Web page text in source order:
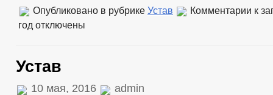
Опубликовано в рубрике Устав Комментарии к
год отключены
Устав
10 мая, 2016 admin